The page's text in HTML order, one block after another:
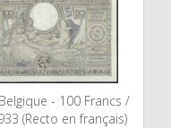
- 100 Francs /
(Recto en français)